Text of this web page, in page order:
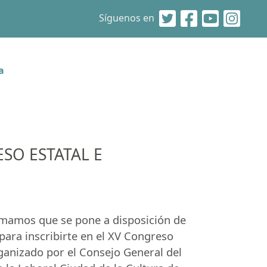
Síguenos en
ESTATAL E
que se pone a disposición de
inscribirte en el XV Congreso
por el Consejo General del